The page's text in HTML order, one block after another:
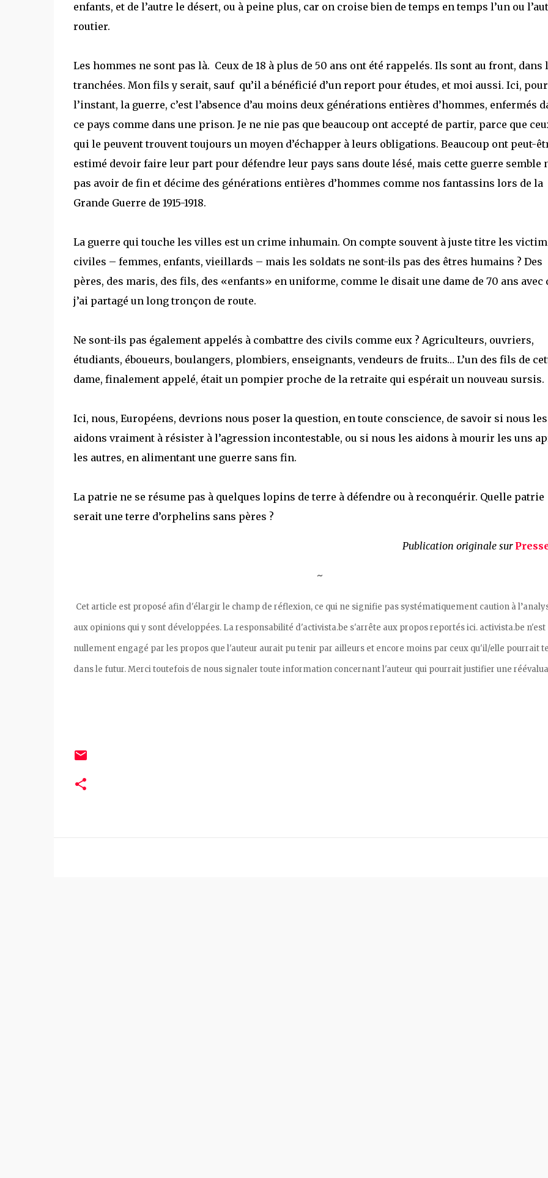
enfants, et de l’autre le désert, ou à peine plus, car on croise bien de temps en temps l’un ou
routier.
Les hommes ne sont pas là. Ceux de 18 à plus de 50 ans ont été rappelés. Ils sont au front, dans
tranchées. Mon fils y serait, sauf qu’il a bénéficié d’un report pour études, et moi aussi. Ici, pour
l’instant, la guerre, c’est l’absence d’au moins deux générations entières d’hommes, enfermés
ce pays comme dans une prison. Je ne nie pas que beaucoup ont accepté de partir, parce que
qui le peuvent trouvent toujours un moyen d’échapper à leurs obligations. Beaucoup ont peut-
estimé devoir faire leur part pour défendre leur pays sans doute lésé, mais cette guerre semble
pas avoir de fin et décime des générations entières d’hommes comme nos fantassins lors de la
Grande Guerre de 1915-1918.
La guerre qui touche les villes est un crime inhumain. On compte souvent à juste titre les
civiles – femmes, enfants, vieillards – mais les soldats ne sont-ils pas des êtres humains ? Des
pères, des maris, des fils, des «enfants» en uniforme, comme le disait une dame de 70 ans avec
j’ai partagé un long tronçon de route.
Ne sont-ils pas également appelés à combattre des civils comme eux ? Agriculteurs, ouvriers,
étudiants, éboueurs, boulangers, plombiers, enseignants, vendeurs de fruits… L’un des fils de
dame, finalement appelé, était un pompier proche de la retraite qui espérait un nouveau sursis.
Ici, nous, Européens, devrions nous poser la question, en toute conscience, de savoir si nous les
aidons vraiment à résister à l’agression incontestable, ou si nous les aidons à mourir les uns
les autres, en alimentant une guerre sans fin.
La patrie ne se résume pas à quelques lopins de terre à défendre ou à reconquérir. Quelle patrie
serait une terre d’orphelins sans pères ?
Publication originale sur
~
Cet article est proposé afin d'élargir le champ de réflexion, ce qui ne signifie pas systématiquement caution à
aux opinions qui y sont développées. La responsabilité d'activista.be s'arrête aux propos reportés ici. activista.be n'est
nullement engagé par les propos que l'auteur aurait pu tenir par ailleurs et encore moins par ceux qu'il/elle pourrait
dans le futur. Merci toutefois de nous signaler toute information concernant l'auteur qui pourrait justifier une